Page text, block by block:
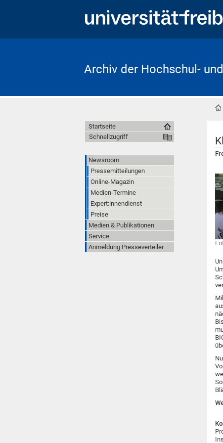
Archiv der Hochschul-
Startseite
Schnellzugriff
Newsroom
Pressemitteilungen
Online-Magazin
Medien-Termine
Expert:innendienst
Preise
Medien & Publikationen
Service
Anmeldung Presseverteiler